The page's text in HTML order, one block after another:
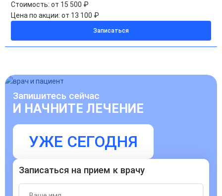
Стоимость: от 15 500 ₽
Цена по акции: от 13 100 ₽
Записаться
Запишитесь сейчас
И НАЧНИТЕ ЛЕЧЕНИЕ
УЖЕ СЕГОДНЯ
Записаться на прием к врачу